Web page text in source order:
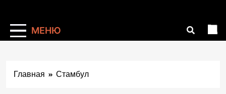
МЕНЮ
Главная Стамбул